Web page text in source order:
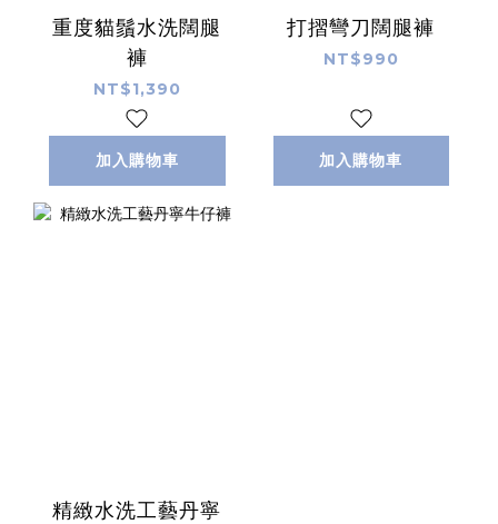
重度貓鬚水洗闊腿
褲
NT$1,390
加入購物車
打摺彎刀闊腿褲
NT$990
加入購物車
精緻水洗工藝丹寧